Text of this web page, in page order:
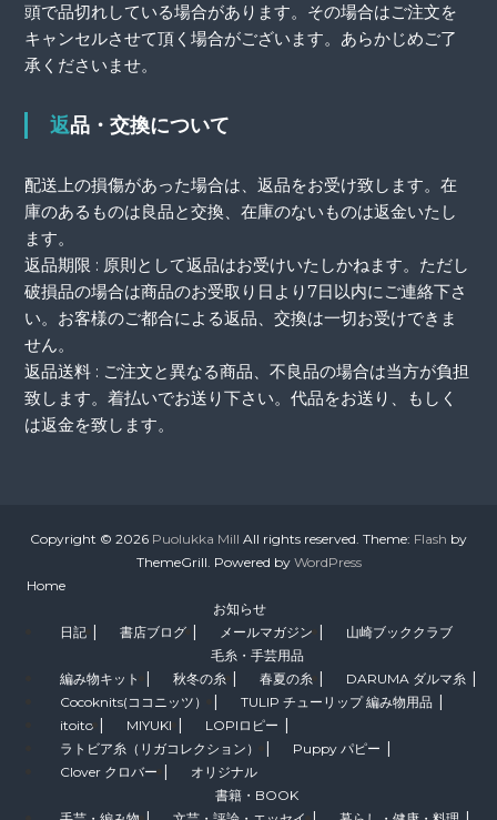
頭で品切れしている場合があります。その場合はご注文を
キャンセルさせて頂く場合がございます。あらかじめご了
承くださいませ。
返品・交換について
配送上の損傷があった場合は、返品をお受け致します。在
庫のあるものは良品と交換、在庫のないものは返金いたし
ます。
返品期限 : 原則として返品はお受けいたしかねます。ただし
破損品の場合は商品のお受取り日より7日以内にご連絡下さ
い。お客様のご都合による返品、交換は一切お受けできま
せん。
返品送料 : ご注文と異なる商品、不良品の場合は当方が負担
致します。着払いでお送り下さい。代品をお送り、もしく
は返金を致します。
Copyright © 2026 Puolukka Mill All rights reserved. Theme: Flash by
ThemeGrill. Powered by WordPress
Home
お知らせ
日記
書店ブログ メールマガジン
山崎ブッククラブ
毛糸・手芸用品
編み物キット
秋冬の糸 春夏の糸
DARUMA ダルマ糸
Cocoknits(ココニッツ）
TULIP チューリップ 編み物用品
itoito
MIYUKI
LOPIロピー
ラトビア糸（リガコレクション）
Puppy パピー
Clover クロバー
オリジナル
書籍・BOOK